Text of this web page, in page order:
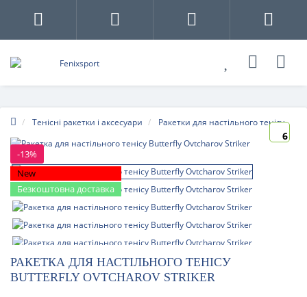
Тенісні ракетки і аксесуари Ракетки для настільного тенісу
-13%
New
Безкоштовна доставка
6
РАКЕТКА ДЛЯ НАСТІЛЬНОГО ТЕНІСУ
BUTTERFLY OVTCHAROV STRIKER